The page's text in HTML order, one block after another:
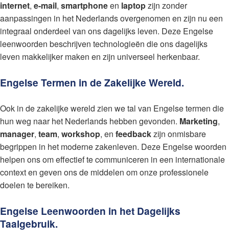
internet, e-mail, smartphoneen laptopzijn zonder
aanpassingen in het Nederlands overgenomen en zijn nu een
integraal onderdeel van ons dagelijks leven. Deze Engelse
leenwoorden beschrijven technologieën die ons dagelijks
leven makkelijker maken en zijn universeel herkenbaar.
Engelse Termen in de Zakelijke Wereld.
Ook in de zakelijke wereld zien we tal van Engelse termen die
hun weg naar het Nederlands hebben gevonden. Marketing,
manager, team, workshop, en feedbackzijn onmisbare
begrippen in het moderne zakenleven. Deze Engelse woorden
helpen ons om effectief te communiceren in een internationale
context en geven ons de middelen om onze professionele
doelen te bereiken.
Engelse Leenwoorden in het Dagelijks
Taalgebruik.